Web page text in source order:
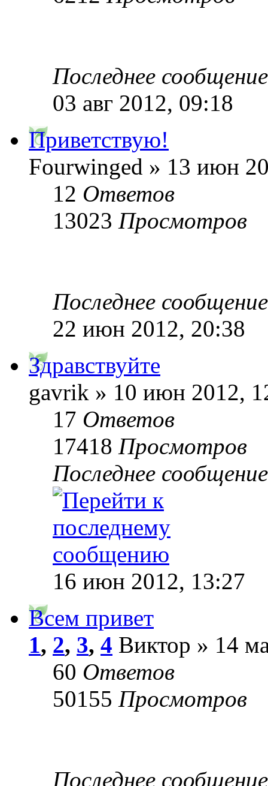
Последнее
03 авг 2012, 09:18
Приветствую!
Fourwinged » 13 июн
12 Ответов
13023 Просмотров
Последнее
22 июн 2012, 20:38
Здравствуйте
gavrik » 10 июн 2012,
17 Ответов
17418 Просмотров
Последнее
16 июн 2012, 13:27
Всем привет
1, 2, 3, 4 Виктор » 14
60 Ответов
50155 Просмотров
Последнее